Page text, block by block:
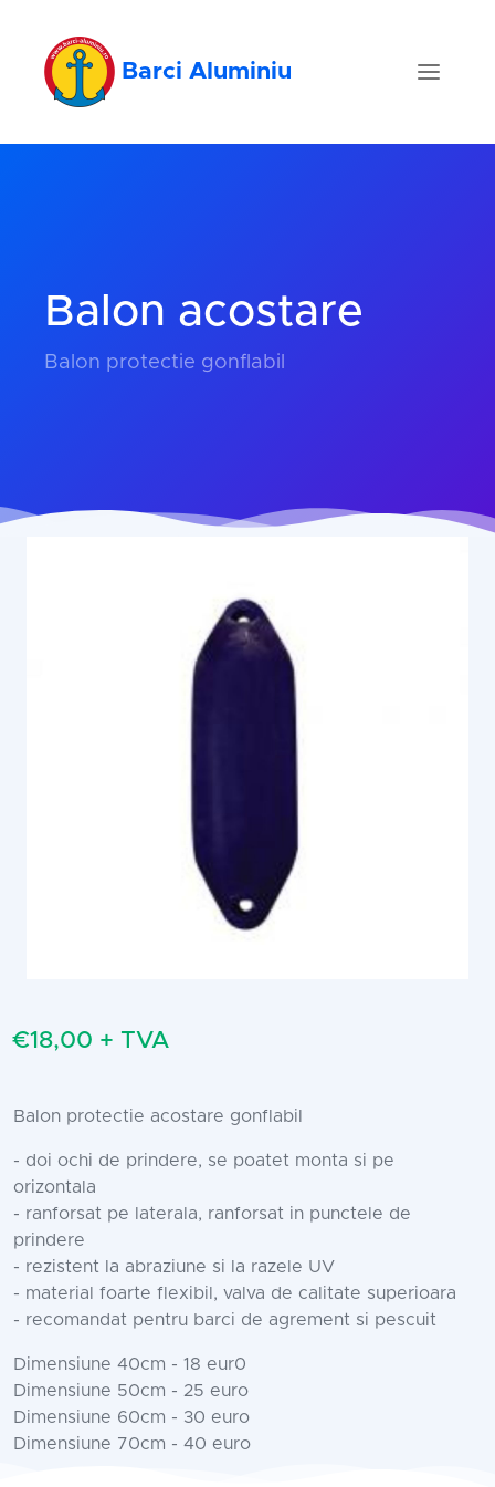
Barci Aluminiu
Balon acostare
Balon protectie gonflabil
€18,00 + TVA
Balon protectie acostare gonflabil
- doi ochi de prindere, se poatet monta si pe
orizontala
- ranforsat pe laterala, ranforsat in punctele de
prindere
- rezistent la abraziune si la razele UV
- material foarte flexibil, valva de calitate superioara
- recomandat pentru barci de agrement si pescuit
Dimensiune 40cm - 18 eur0
Dimensiune 50cm - 25 euro
Dimensiune 60cm - 30 euro
Dimensiune 70cm - 40 euro